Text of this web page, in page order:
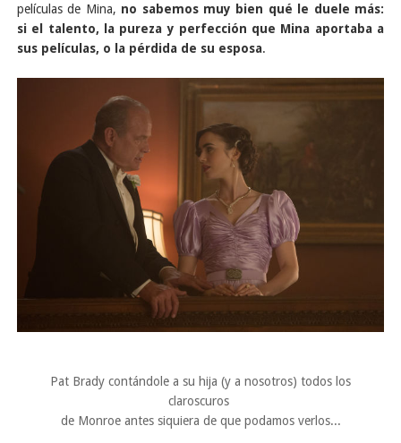
películas de Mina, no sabemos muy bien qué le duele más:
si el talento, la pureza y perfección que Mina aportaba a
sus películas, o la pérdida de su esposa.
Pat Brady contándole a su hija (y a nosotros) todos los
claroscuros
de Monroe antes siquiera de que podamos verlos...